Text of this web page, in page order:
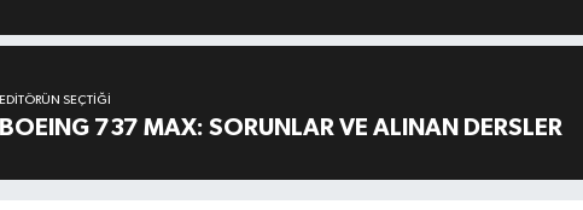
EDITÖRÜN SEÇTIĞI
BOEING 737 MAX: SORUNLAR VE ALINAN DERSLER